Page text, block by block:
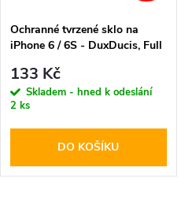
p
r
o
d
s
p
r
o
d
Ochranné tvrzené sklo na
iPhone 6 / 6S - DuxDucis, Full
133 Kč
Skladem - hned k odeslání
2 ks
DO KOŠÍKU